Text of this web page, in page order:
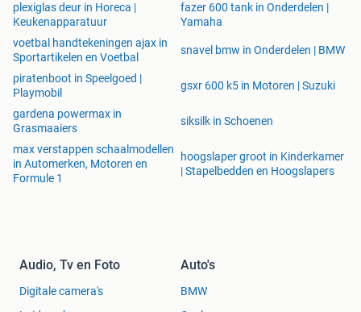
plexiglas deur in Horeca |
Keukenapparatuur
fazer 600 tank in Onderdelen |
Yamaha
voetbal handtekeningen ajax in
Sportartikelen en Voetbal
snavel bmw in Onderdelen | BMW
piratenboot in Speelgoed |
Playmobil
gsxr 600 k5 in Motoren | Suzuki
gardena powermax in
Grasmaaiers
siksilk in Schoenen
max verstappen schaalmodellen
in Automerken, Motoren en
Formule 1
hoogslaper groot in Kinderkamer
| Stapelbedden en Hoogslapers
Audio, Tv en Foto
Digitale camera's
Auto's
BMW